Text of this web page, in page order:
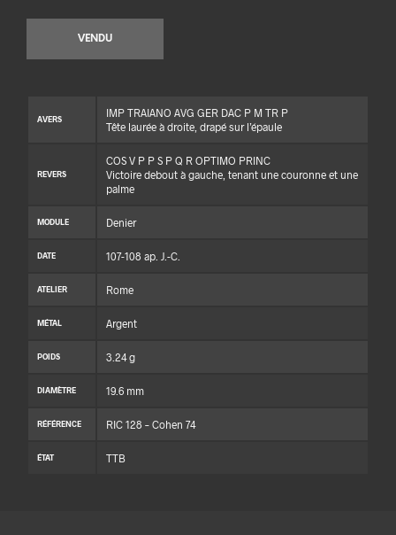
VENDU
AVERS
IMP TRAIANO AVG GER DAC P M TR P
Tête laurée à droite, drapé sur l’épaule
REVERS
COS V P P S P Q R OPTIMO PRINC
Victoire debout à gauche, tenant une couronne et une
palme
MODULE Denier
DATE 107-108 ap. J.-C.
ATELIER Rome
MÉTAL Argent
POIDS 3.24 g
DIAMÈTRE 19.6 mm
RÉFÉRENCE RIC 128 – Cohen 74
ÉTAT TTB